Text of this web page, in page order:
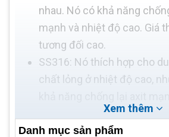
nhau. Nó có khả năng
mạnh và nhiệt độ cao. Giá
tương đối cao.
SS316: Nó thích hợp cho
chất lỏng ở nhiệt độ cao,
Xem thêm
Danh mục sản phẩm